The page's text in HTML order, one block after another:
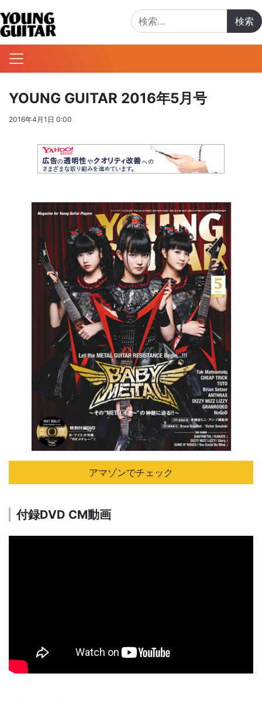
YOUNG GUITAR 2016年5月号
2016年4月1日 0:00
アマゾンでチェック
付録DVD CM動画